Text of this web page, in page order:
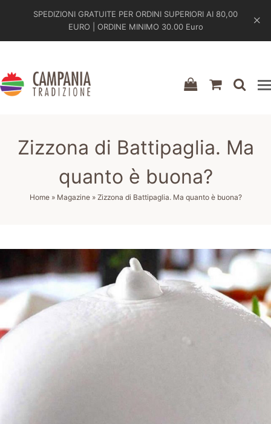
SPEDIZIONI GRATUITE PER ORDINI SUPERIORI AI 80,00
EURO | ORDINE MINIMO 30.00 Euro
shopping-
Zizzona di Battipaglia. Ma
quanto è buona?
Home» Magazine» Zizzona di Battipaglia. Ma quanto è buona?